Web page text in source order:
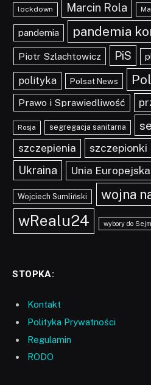
lockdown Marcin Rola
pandemia pandemia
Piotr Szlachtowicz PiS
polityka Polsat News
Prawo i Sprawiedliwość
Rosja segregacja sanitarna
szczepienia szczepionki
Ukraina Unia Europejska
Wojciech Sumliński wojna
wRealu24 wybory do
STOPKA:
Kontakt
Polityka Prywatności
Regulamin
RODO